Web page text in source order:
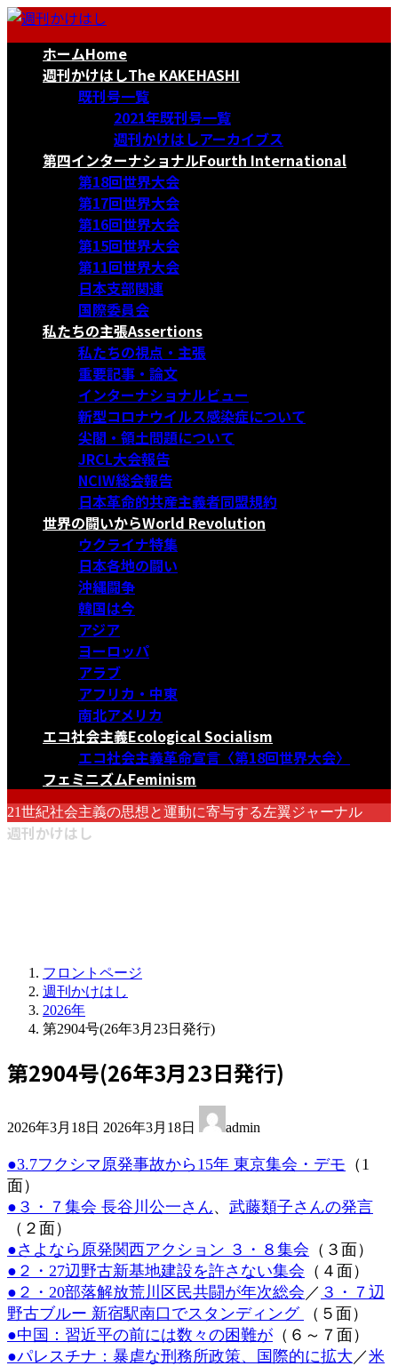
コ
ナ
ホームHome
週刊かけはしThe KAKEHASHI
既刊号一覧
2021年既刊号一覧
週刊かけはしアーカイブス
第四インターナショナルFourth International
第18回世界大会
第17回世界大会
第16回世界大会
第15回世界大会
第11回世界大会
日本支部関連
国際委員会
私たちの主張Assertions
私たちの視点・主張
重要記事・論文
インターナショナルビュー
新型コロナウイルス感染症について
尖閣・領土問題について
JRCL大会報告
NCIW総会報告
日本革命的共産主義者同盟規約
世界の闘いからWorld Revolution
ウクライナ特集
日本各地の闘い
沖縄闘争
韓国は今
アジア
ヨーロッパ
アラブ
アフリカ・中東
南北アメリカ
エコ社会主義Ecological Socialism
エコ社会主義革命宣言〈第18回世界大会〉
フェミニズムFeminism
21世紀社会主義の思想と運動に寄与する左翼ジャーナル
週刊かけはし
フロントページ
週刊かけはし
2026年
第2904号(26年3月23日発行)
第2904号(26年3月23日発行)
2026年3月18日 終
新
時
2026年3月18日 admin
●3.7フクシマ原発事故から15年 東京集会・デモ （1
面）
●３・７集会 長谷川公一さん、 武藤類子さんの発言
（２面）
●さよなら原発関西アクション ３・８集会 （３面）
●２・27辺野古新基地建設を許さない集会 （４面）
●２・20部落解放荒川区民共闘が年次総会 ／ ３・７辺
野古ブルー 新宿駅南口でスタンディング
（５面）
●中国：習近平の前には数々の困難が （６～７面）
●パレスチナ：暴虐な刑務所政策、国際的に拡大 ／米